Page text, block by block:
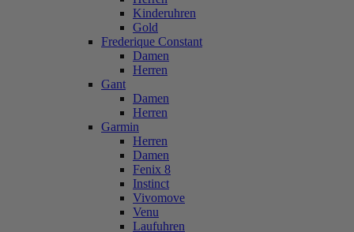
Kinderuhren
Gold
Frederique Constant
Damen
Herren
Gant
Damen
Herren
Garmin
Herren
Damen
Fenix 8
Instinct
Vivomove
Venu
Laufuhren